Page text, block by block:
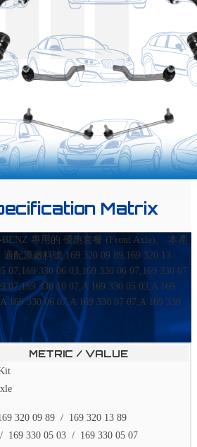
Matrix
BENZ 專用的 優惠套餐 (Front Axle)。 本產
配原廠料號 169 320 09 89,169 320 13
07,169 330 06 03,169 330 06 07,169 330 07
07,169 330 10 07,A 169 330 05 03,A 169
169 330 06 07,A 169 330 07 07,A 169 330
METRIC / VALUE
320 09 89
169 320 13 89
169 330 05 03
169 330 05 07